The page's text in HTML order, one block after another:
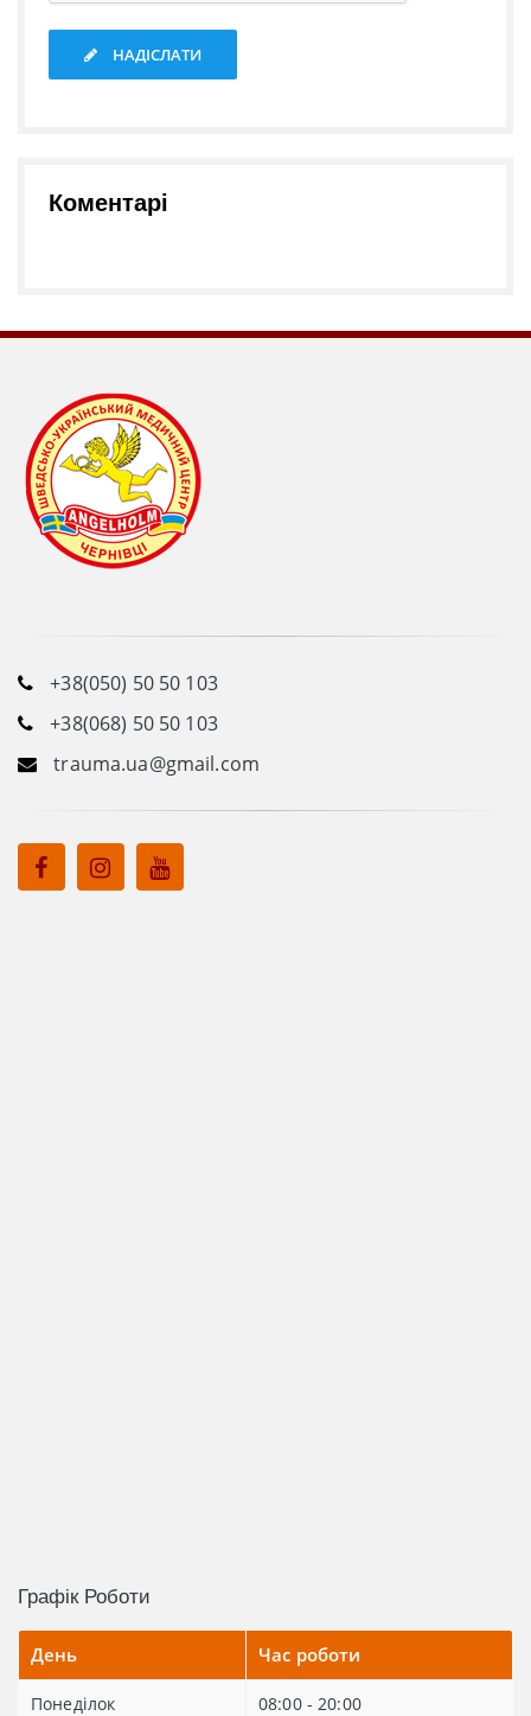
НАДІСЛАТИ
Коментарі
+38(050) 50 50 103
+38(068) 50 50 103
trauma.ua@gmail.com
Графік Роботи
День Час роботи
Понеділок 08:00 - 20:00